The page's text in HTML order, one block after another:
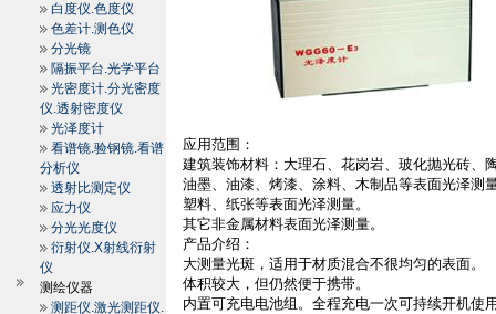
白度仪.色度仪
色差计.测色仪
分光镜
隔振平台.光学平台
光密度计.分光密度
仪.透射密度仪
光泽度计
看谱镜.验钢镜.看谱
分析仪
透射比测定仪
应力仪
分光光度仪
衍射仪.X射线衍射
仪
测绘仪器
测距仪.激光测距仪.
应用范围：
建筑装饰材料：大理石、花岗岩、玻化抛光砖、
油墨、油漆、烤漆、涂料、木制品等表面光泽测
塑料、纸张等表面光泽测量。
其它非金属材料表面光泽测量。
产品介绍：
大测量光斑，适用于材质混合不很均匀的表面。
体积较大，但仍然便于携带。
内置可充电电池组。全程充电一次可持续开机使